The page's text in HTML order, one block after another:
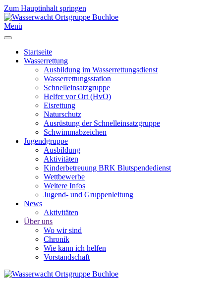
Zum Hauptinhalt springen
Menü
Startseite
Wasserrettung
Ausbildung im Wasserrettungsdienst
Wasserrettungsstation
Schnelleinsatzgruppe
Helfer vor Ort (HvO)
Eisrettung
Naturschutz
Ausrüstung der Schnelleinsatzgruppe
Schwimmabzeichen
Jugendgruppe
Ausbildung
Aktivitäten
Kinderbetreuung BRK Blutspendedienst
Wettbewerbe
Weitere Infos
Jugend- und Gruppenleitung
News
Aktivitäten
Über uns
Wo wir sind
Chronik
Wie kann ich helfen
Vorstandschaft